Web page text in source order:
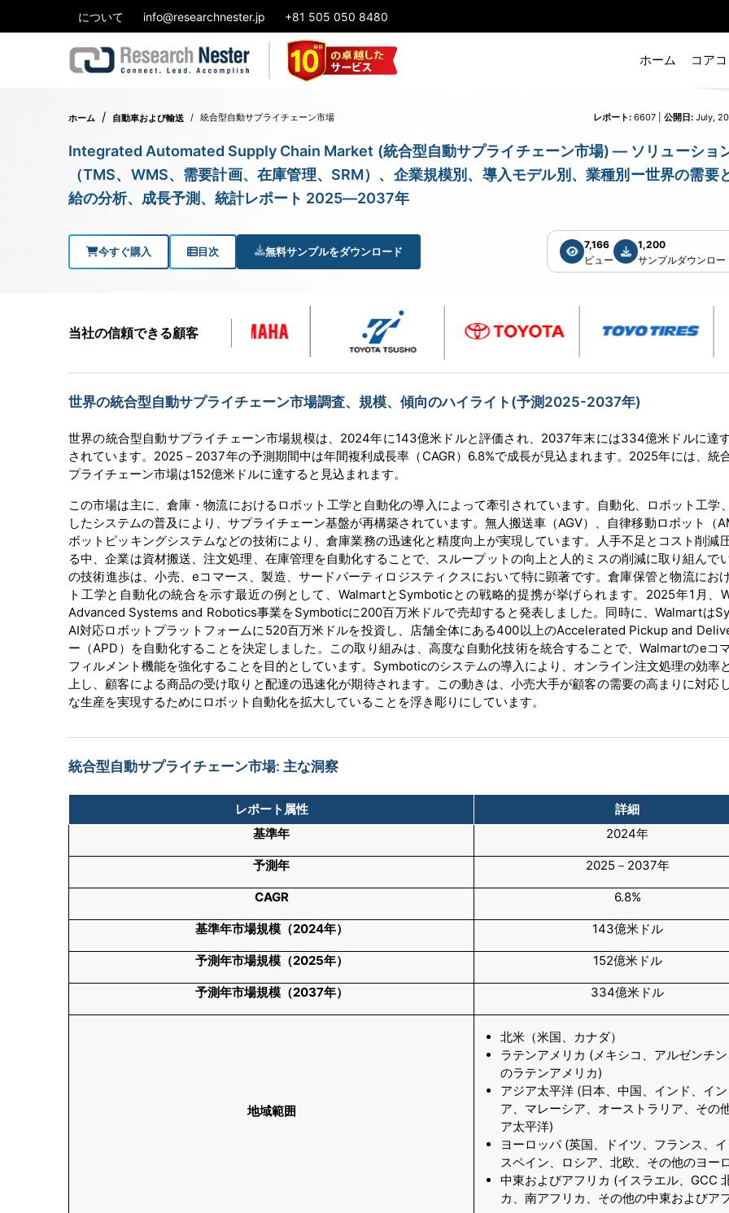
について info@researchnester.jp +81 505 050 8480
ホーム コア
ホーム 自動車および輸送 統合型自動サプライチェーン市場 レポート: 6607 | 公開日: July,
Integrated Automated Supply Chain Market (統合型自動サプライチェーン市場) — ソリューショ
（TMS、WMS、需要計画、在庫管理、SRM）、企業規模別、導入モデル別、業種別ー世界の需要
給の分析、成長予測、統計レポート 2025―2037年
今すぐ購入 目次 無料サンプルをダウンロード
7,166
ビュー
1,200
サンプルダウンロー
当社の信頼できる顧客
世界の統合型自動サプライチェーン市場調査、規模、傾向のハイライト(予測2025-2037年)
世界の統合型自動サプライチェーン市場規模は、2024年に143億米ドルと評価され、2037年末には334億米ドルに達
されています。2025－2037年の予測期間中は年間複利成長率（CAGR）6.8%で成長が見込まれます。2025年には、統
プライチェーン市場は152億米ドルに達すると見込まれます。
この市場は主に、倉庫・物流におけるロボット工学と自動化の導入によって牽引されています。自動化、ロボット工学
したシステムの普及により、サプライチェーン基盤が再構築されています。無人搬送車（AGV）、自律移動ロボット（
ボットピッキングシステムなどの技術により、倉庫業務の迅速化と精度向上が実現しています。人手不足とコスト削減
る中、企業は資材搬送、注文処理、在庫管理を自動化することで、スループットの向上と人的ミスの削減に取り組んで
の技術進歩は、小売、eコマース、製造、サードパーティロジスティクスにおいて特に顕著です。倉庫保管と物流にお
ト工学と自動化の統合を示す最近の例として、WalmartとSymboticとの戦略的提携が挙げられます。2025年1月、
Advanced Systems and Robotics事業をSymboticに200百万米ドルで売却すると発表しました。同時に、Walmartは
AI対応ロボットプラットフォームに520百万米ドルを投資し、店舗全体にある400以上のAccelerated Pickup and
ー（APD）を自動化することを決定しました。この取り組みは、高度な自動化技術を統合することで、Walmartのeコ
フィルメント機能を強化することを目的としています。Symboticのシステムの導入により、オンライン注文処理の効率
上し、顧客による商品の受け取りと配達の迅速化が期待されます。この動きは、小売大手が顧客の需要の高まりに対応
な生産を実現するためにロボット自動化を拡大していることを浮き彫りにしています。
統合型自動サプライチェーン市場: 主な洞察
レポート属性
詳細
基準年
2024年
予測年 2025－2037年
CAGR 6.8%
基準年市場規模（2024年） 143億米ドル
予測年市場規模（2025年） 152億米ドル
予測年市場規模（2037年） 334億米ドル
地域範囲
北米（米国、カナダ）
ラテンアメリカ (メキシコ、アルゼンチ
のラテンアメリカ)
アジア太平洋 (日本、中国、インド、イ
ア、マレーシア、オーストラリア、その
ア太平洋)
ヨーロッパ (英国、ドイツ、フランス、イ
スペイン、ロシア、北欧、その他のヨー
中東およびアフリカ (イスラエル、GCC
カ、南アフリカ、その他の中東およびア